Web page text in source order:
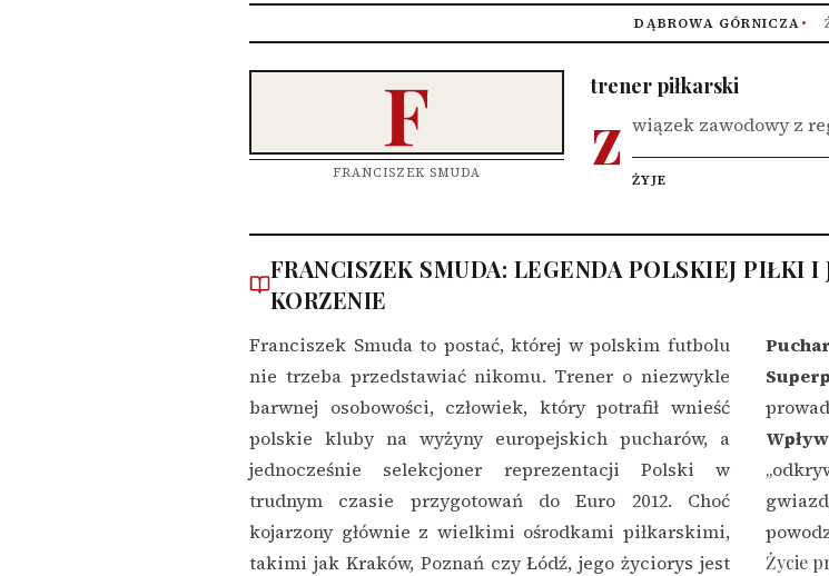
DĄBROWA GÓRNICZA
F
FRANCISZEK SMUDA
trener piłkarski
z wiązek zawodowy z
ŻYJE
FRANCISZEK SMUDA: LEGENDA POLSKIEJ PIŁKI
KORZENIE
Franciszek Smuda to postać, której w polskim futbolu
nie trzeba przedstawiać nikomu. Trener o niezwykle
barwnej osobowości, człowiek, który potrafił wnieść
polskie kluby na wyżyny europejskich pucharów, a
jednocześnie selekcjoner reprezentacji Polski w
trudnym czasie przygotowań do Euro 2012. Choć
kojarzony głównie z wielkimi ośrodkami piłkarskimi,
takimi jak Kraków, Poznań czy Łódź, jego życiorys jest
Życie